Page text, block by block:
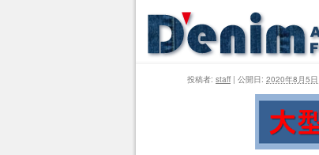
投稿者: staff | 公開日: 2020年8月5日